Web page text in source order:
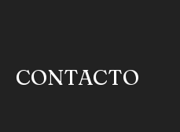
CONTACTO